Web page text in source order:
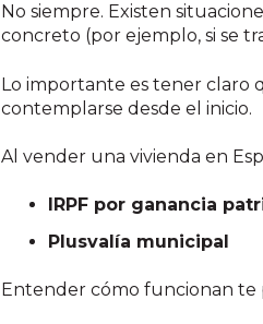
No siempre. Existen
concreto (por ejemplo, si se
Lo importante es tener claro
contemplarse desde el inicio.
Al vender una vivienda en
IRPF por ganancia
Plusvalía municipal
Entender cómo funcionan te